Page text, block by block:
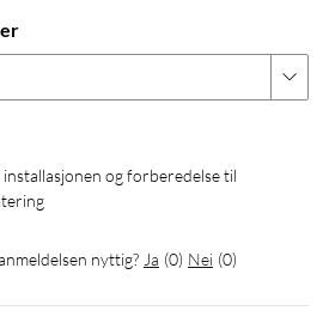
(iOS/Android) er det enkelt å
du justere innstillinger og varsler.
nyttig? Ja (0) Nei (0)